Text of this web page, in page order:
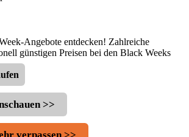
Angebote entdecken! Zahlreiche
günstigen Preisen bei den Black Weeks
>>